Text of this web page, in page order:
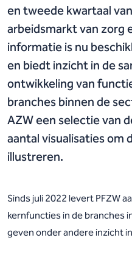
en tweede kwartaal
arbeidsmarkt van zorg
informatie is nu
en biedt inzicht in de
ontwikkeling van
branches binnen de
AZW een selectie van
aantal visualisaties om
illustreren.
Sinds juli 2022 levert PFZW
kernfuncties in de branches
geven onder andere inzicht